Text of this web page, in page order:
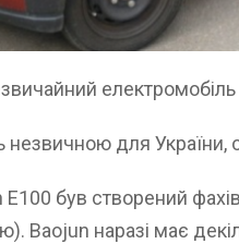
для України,
E100 був створений
Baojun наразі має